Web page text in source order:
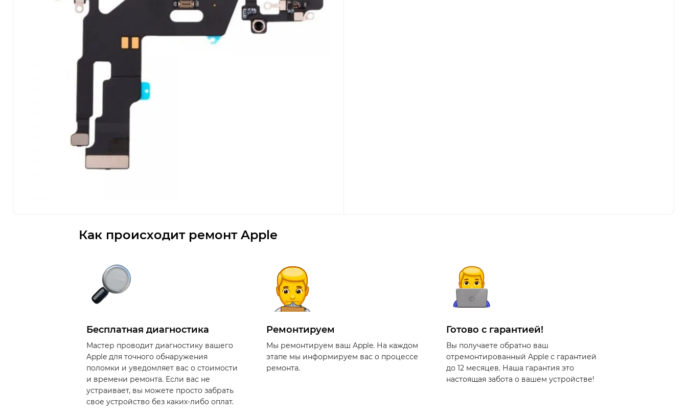
Как происходит ремонт Apple
Бесплатная диагностика
Мастер проводит диагностику вашего
Apple для точного обнаружения
поломки и уведомляет вас о стоимости
и времени ремонта. Если вас не
устраивает, вы можете просто забрать
свое устройство без каких-либо оплат.
Ремонтируем
Мы ремонтируем ваш Apple. На каждом
этапе мы информируем вас о процессе
ремонта.
Готово с гарантией!
Вы получаете обратно ваш
отремонтированный Apple с гарантией
до 12 месяцев. Наша гарантия это
настоящая забота о вашем устройстве!